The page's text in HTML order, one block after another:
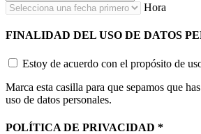
Hora
FINALIDAD DEL USO DE DATOS
Estoy de acuerdo con el propósito de
Marca esta casilla para que sepamos que
uso de datos personales.
POLÍTICA DE PRIVACIDAD *